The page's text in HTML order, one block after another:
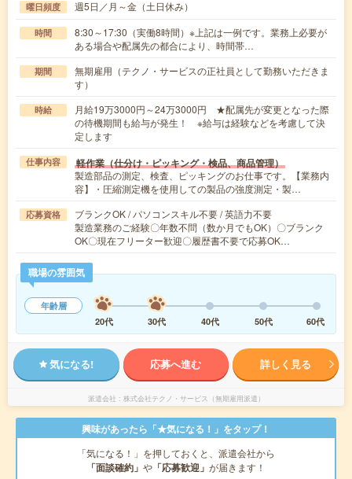
曜日頻度 週5日／月～金（土日休み）
時間
8:30～17:30（実働8時間）※上記は一例です。業務上必要が
ある場合や配属先の都合により、時間帯…
期間
無期雇用（テクノ・サービスの正社員として勤務いただきま
す）
時給
月給19万3000円～24万3000円 ★配属先が変更となった際
の待機期間も給与が発生！ ※給与は経験などを考慮して決
定します
仕事内容 軽作業（仕分け・ピッキング・検品、商品管理）
製造部品の測定、検査、ピッキングのお仕事です。【業務内
容】・圧縮測定機を使用しての製品の強度測定・製…
応募資格
ブランクOK / パソコンスキル不要 / 英語力不要
製造業務のご経験〇年数不問（数か月でもOK）〇ブランク
OK〇現在フリーター歓迎〇履歴書不要で応募OK…
職場の雰囲気
年齢層
20代
30代 40代 50代 60代
気になる! 応募へ進む 詳しく見る
派遣会社 株式会社テクノ・サービス（無期雇用派遣）
興味があったら「★気になる！」をタップ！
「気になる！」を押しておくと、派遣会社から
「面談確約」 や 「応募歓迎」 が届きます！